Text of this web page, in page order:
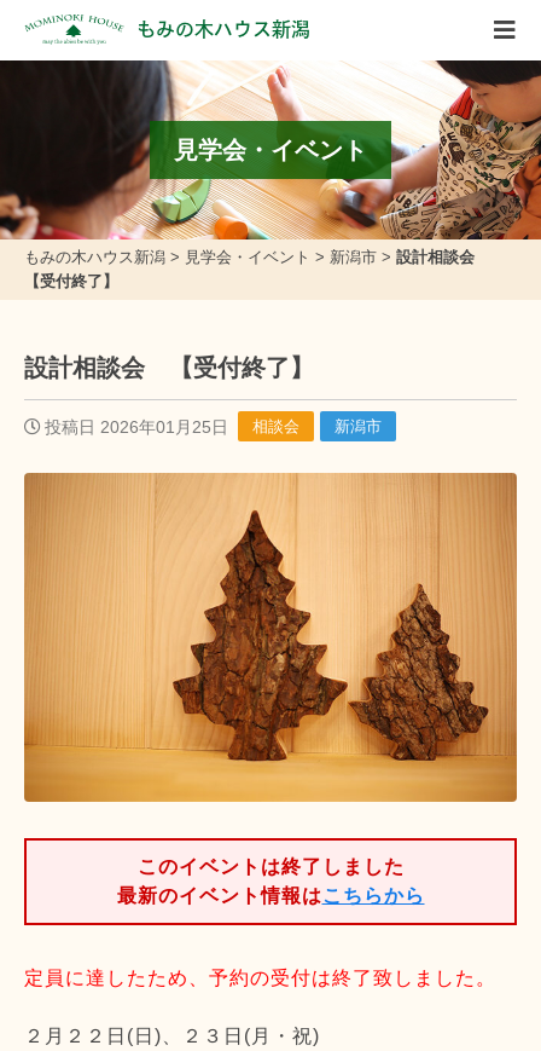
もみの木ハウス新潟
見学会・イベント
もみの木ハウス新潟 > 見学会・イベント > 新潟市 > 設計相談会
【受付終了】
設計相談会 【受付終了】
投稿日 2026年01月25日 相談会 新潟市
このイベントは終了しました
最新のイベント情報は こちらから
定員に達したため、予約の受付は終了致しました。
２月２２日(日)、２３日(月・祝)